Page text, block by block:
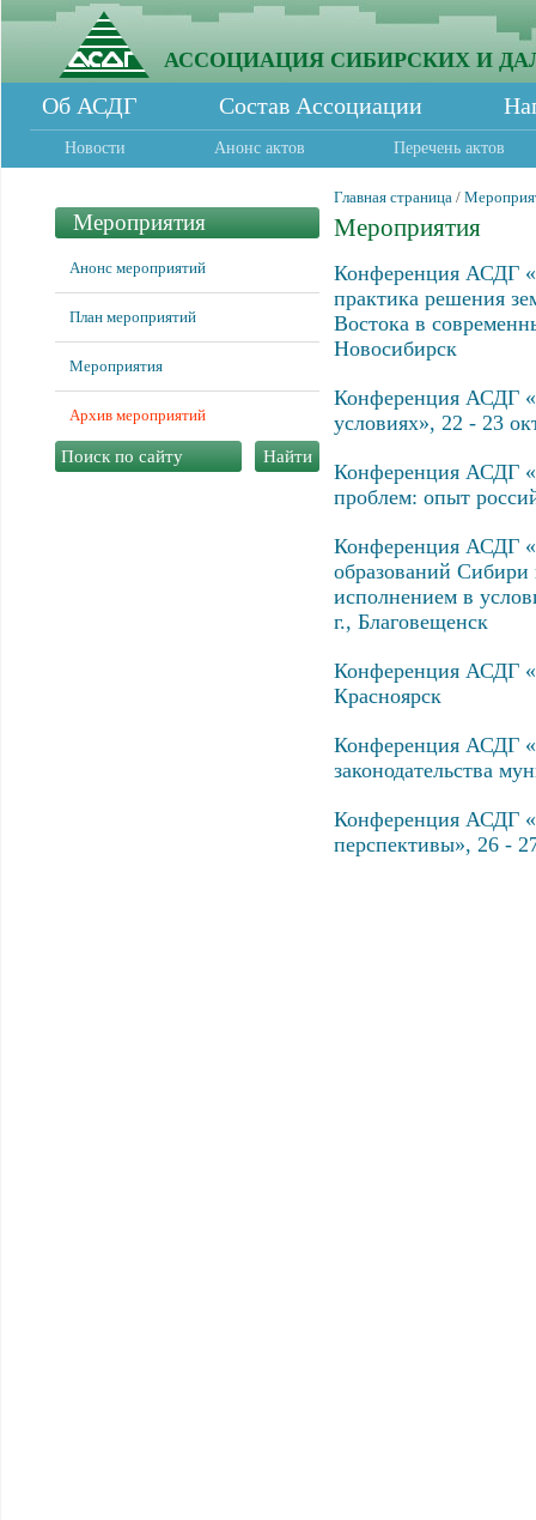
АССОЦИАЦИЯ СИБИРСКИХ И
Об АСДГ Состав Ассоциации
Новости Анонс актов Перечень актов
Мероприятия
Анонс мероприятий
План мероприятий
Мероприятия
Архив мероприятий
Главная страница /
Мероприятия
Конференция АСДГ
практика решения
Востока в
Новосибирск
Конференция АСДГ
условиях», 22 - 23
Конференция АСДГ
проблем: опыт
Конференция АСДГ
образований Сибири
исполнением в
г., Благовещенск
Конференция АСДГ
Красноярск
Конференция АСДГ
законодательства
Конференция АСДГ
перспективы», 26 -